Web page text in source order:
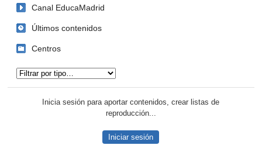
Canal EducaMadrid
Últimos contenidos
Centros
Inicia sesión para aportar contenidos, crear listas de
reproducción...
Iniciar sesión